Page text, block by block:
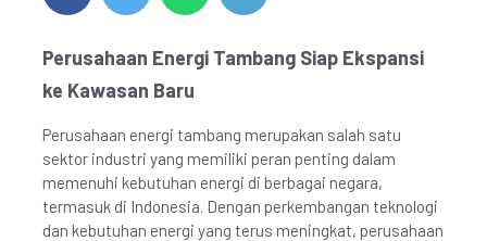
Perusahaan Energi Tambang Siap Ekspansi
ke Kawasan Baru
Perusahaan energi tambang merupakan salah satu
sektor industri yang memiliki peran penting dalam
memenuhi kebutuhan energi di berbagai negara,
termasuk di Indonesia. Dengan perkembangan teknologi
dan kebutuhan energi yang terus meningkat, perusahaan